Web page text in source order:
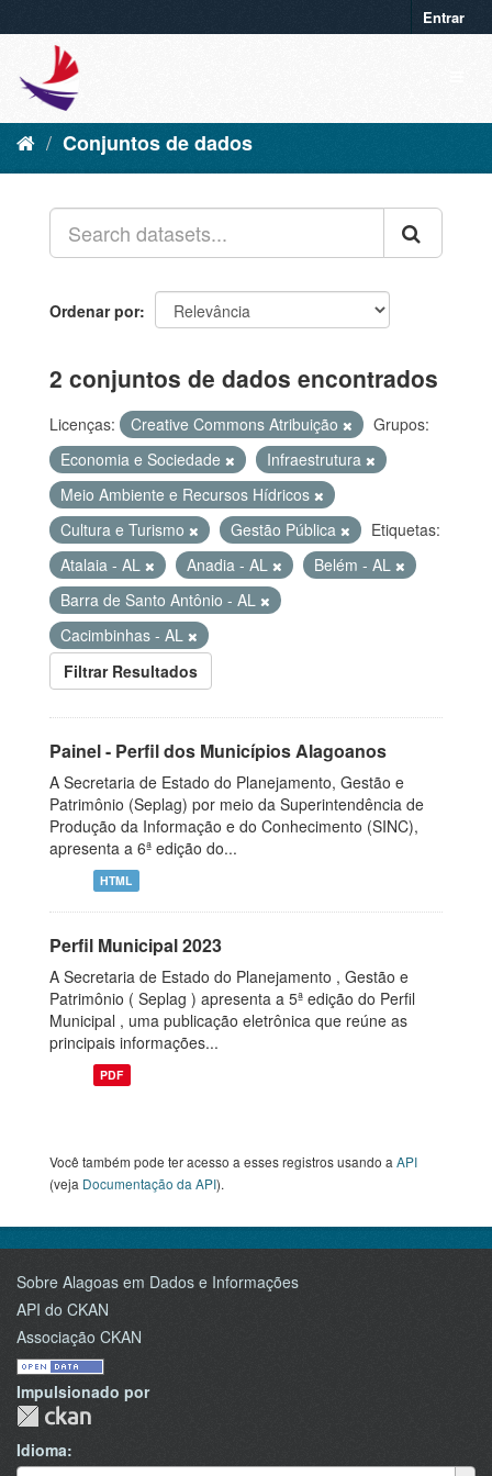
Entrar
Conjuntos de dados
Ordenar por
2 conjuntos de dados encontrados
Licenças: Creative Commons Atribuição
Grupos:
Economia e Sociedade
Infraestrutura
Meio Ambiente e Recursos Hídricos
Cultura e Turismo
Gestão Pública
Etiquetas:
Atalaia - AL
Anadia - AL
Belém - AL
Barra de Santo Antônio - AL
Cacimbinhas - AL
Filtrar Resultados
Painel - Perfil dos Municípios Alagoanos
A Secretaria de Estado do Planejamento, Gestão e
Patrimônio (Seplag) por meio da Superintendência de
Produção da Informação e do Conhecimento (SINC),
apresenta a 6ª edição do...
HTML
Perfil Municipal 2023
A Secretaria de Estado do Planejamento , Gestão e
Patrimônio ( Seplag ) apresenta a 5ª edição do Perfil
Municipal , uma publicação eletrônica que reúne as
principais informações...
PDF
Você também pode ter acesso a esses registros usando a API
(veja Documentação da API).
Sobre Alagoas em Dados e Informações
API do CKAN
Associação CKAN
Impulsionado por
Idioma